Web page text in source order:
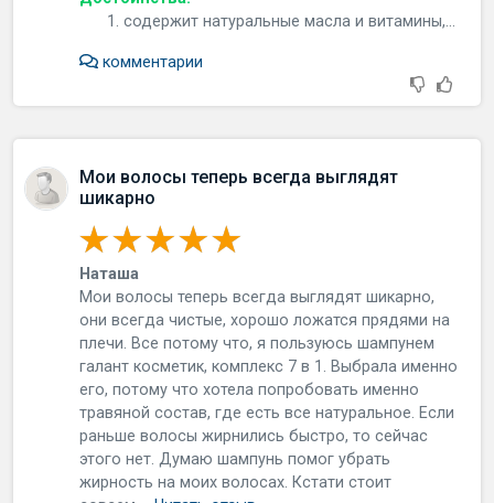
содержит натуральные масла и витамины,...
комментарии
Мои волосы теперь всегда выглядят
шикарно
Наташа
Мои волосы теперь всегда выглядят шикарно,
они всегда чистые, хорошо ложатся прядями на
плечи. Все потому что, я пользуюсь шампунем
галант косметик, комплекс 7 в 1. Выбрала именно
его, потому что хотела попробовать именно
травяной состав, где есть все натуральное. Если
раньше волосы жирнились быстро, то сейчас
этого нет. Думаю шампунь помог убрать
жирность на моих волосах. Кстати стоит